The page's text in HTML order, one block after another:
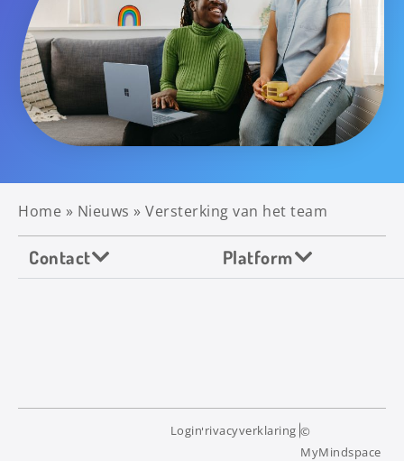
Home » Nieuws » Versterking van het team
Contact Platform
Privacyverklaring ©
MyMindspace
Login